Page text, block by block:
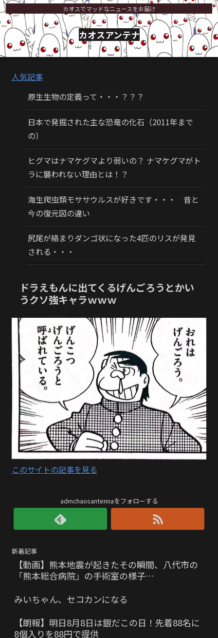
カオスでマッドなニュースをお届け
カオスアンテナ
人気記事
原生生物の定義って・・・？？？
日本で発掘された主な恐竜の化石（2011年まで
の）
ヒグマはナマケグマより弱いの？ ナマケグマがト
ラに襲われない理由とは！？
海生爬虫類モササウルスが好きです・・・ 昔と
今の復元図の違い
尻尾が絡まりダンゴ状になった4匹のリスが発見
される・・・
ドラえもんに出てくるげんごろうとかい
うクソ強キャラｗｗｗ
このサイトの記事を見る
admchaosantennaをフォローする
新着記事
【動画】熊本地震が起きたその瞬間、八代市の
「熊本総合病院」の手術室の様子…
みいちゃん、セコカンになる
【朗報】明日8月8日は銀だこの日！先着88名に
8個入りを88円で提供